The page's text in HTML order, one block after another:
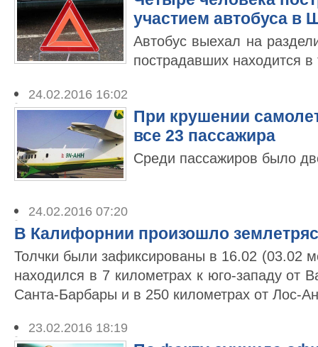
участием автобуса в
Автобус выехал на
пострадавших находится
24.02.2016 16:02
При крушении
все 23 пассажира
Среди пассажиров было
24.02.2016 07:20
В Калифорнии произошло
Толчки были зафиксированы в 16.02 (03.02
находился в 7 километрах к юго-западу от
Санта-Барбары и в 250 километрах от Лос-
23.02.2016 18:19